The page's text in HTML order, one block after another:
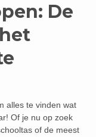
De
alles te vinden wat
Of je nu op zoek
of de meest